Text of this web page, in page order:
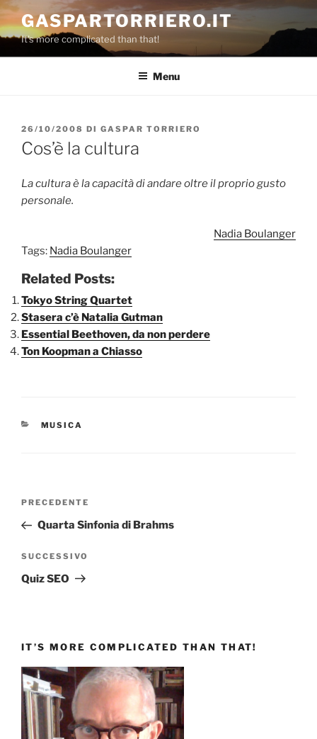
Salta
al
contenuto
GASPARTORRIERO.IT
It's more complicated than that!
Menu
PUBBLICATO
IL
26/10/2008 DI GASPAR TORRIERO
Cos’è la cultura
La cultura è la capacità di andare oltre il proprio gusto
personale.
Nadia Boulanger
Tags: Nadia Boulanger
Related Posts:
Tokyo String Quartet
Stasera c’è Natalia Gutman
Essential Beethoven, da non perdere
Ton Koopman a Chiasso
CATEGORIE
MUSICA
Navigazione
Articolo
precedente:
PRECEDENTE
Quarta Sinfonia di Brahms
Articolo
successivo
SUCCESSIVO
Quiz SEO
IT’S MORE COMPLICATED THAN THAT!